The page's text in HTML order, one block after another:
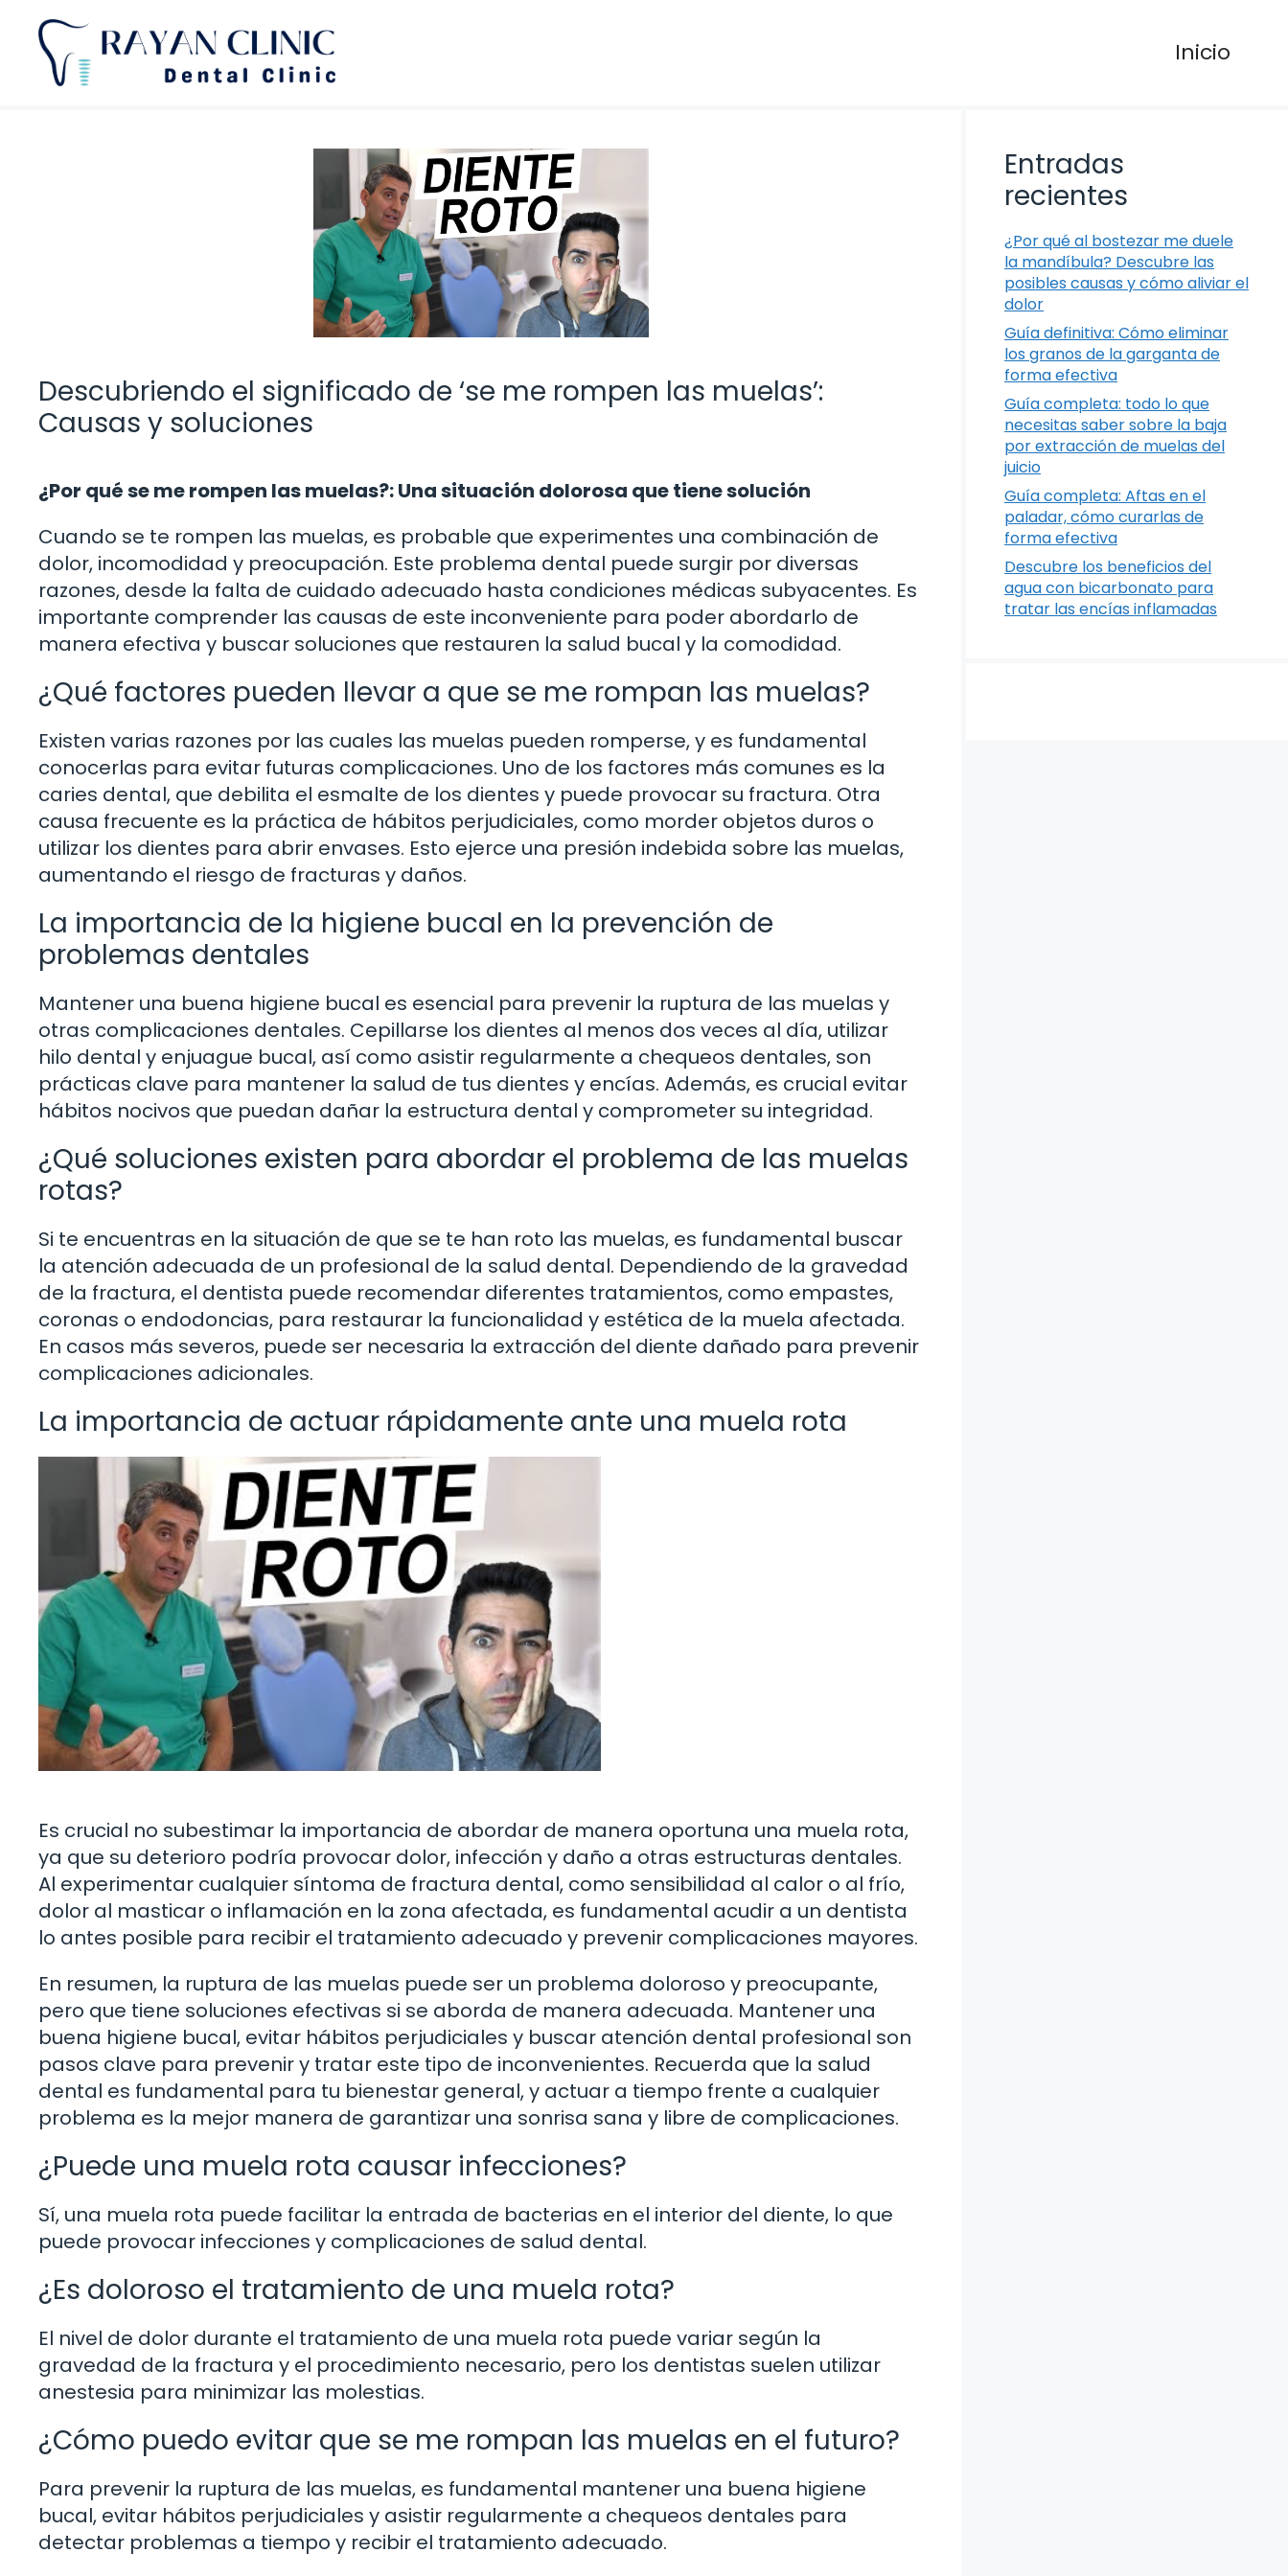
Saltar
contenido
Inicio
Descubriendo el significado de ‘se me rompen las muelas’:
Causas y soluciones
¿Por qué se me rompen las muelas?: Una situación dolorosa que tiene solución
Cuando se te rompen las muelas, es probable que experimentes una combinación de
dolor, incomodidad y preocupación. Este problema dental puede surgir por diversas
razones, desde la falta de cuidado adecuado hasta condiciones médicas subyacentes. Es
importante comprender las causas de este inconveniente para poder abordarlo de
manera efectiva y buscar soluciones que restauren la salud bucal y la comodidad.
¿Qué factores pueden llevar a que se me rompan las muelas?
Existen varias razones por las cuales las muelas pueden romperse, y es fundamental
conocerlas para evitar futuras complicaciones. Uno de los factores más comunes es la
caries dental, que debilita el esmalte de los dientes y puede provocar su fractura. Otra
causa frecuente es la práctica de hábitos perjudiciales, como morder objetos duros o
utilizar los dientes para abrir envases. Esto ejerce una presión indebida sobre las muelas,
aumentando el riesgo de fracturas y daños.
La importancia de la higiene bucal en la prevención de
problemas dentales
Mantener una buena higiene bucal es esencial para prevenir la ruptura de las muelas y
otras complicaciones dentales. Cepillarse los dientes al menos dos veces al día, utilizar
hilo dental y enjuague bucal, así como asistir regularmente a chequeos dentales, son
prácticas clave para mantener la salud de tus dientes y encías. Además, es crucial evitar
hábitos nocivos que puedan dañar la estructura dental y comprometer su integridad.
¿Qué soluciones existen para abordar el problema de las muelas
rotas?
Si te encuentras en la situación de que se te han roto las muelas, es fundamental buscar
la atención adecuada de un profesional de la salud dental. Dependiendo de la gravedad
de la fractura, el dentista puede recomendar diferentes tratamientos, como empastes,
coronas o endodoncias, para restaurar la funcionalidad y estética de la muela afectada.
En casos más severos, puede ser necesaria la extracción del diente dañado para prevenir
complicaciones adicionales.
La importancia de actuar rápidamente ante una muela rota
Es crucial no subestimar la importancia de abordar de manera oportuna una muela rota,
ya que su deterioro podría provocar dolor, infección y daño a otras estructuras dentales.
Al experimentar cualquier síntoma de fractura dental, como sensibilidad al calor o al frío,
dolor al masticar o inflamación en la zona afectada, es fundamental acudir a un dentista
lo antes posible para recibir el tratamiento adecuado y prevenir complicaciones mayores.
En resumen, la ruptura de las muelas puede ser un problema doloroso y preocupante,
pero que tiene soluciones efectivas si se aborda de manera adecuada. Mantener una
buena higiene bucal, evitar hábitos perjudiciales y buscar atención dental profesional son
pasos clave para prevenir y tratar este tipo de inconvenientes. Recuerda que la salud
dental es fundamental para tu bienestar general, y actuar a tiempo frente a cualquier
problema es la mejor manera de garantizar una sonrisa sana y libre de complicaciones.
¿Puede una muela rota causar infecciones?
Sí, una muela rota puede facilitar la entrada de bacterias en el interior del diente, lo que
puede provocar infecciones y complicaciones de salud dental.
¿Es doloroso el tratamiento de una muela rota?
El nivel de dolor durante el tratamiento de una muela rota puede variar según la
gravedad de la fractura y el procedimiento necesario, pero los dentistas suelen utilizar
anestesia para minimizar las molestias.
¿Cómo puedo evitar que se me rompan las muelas en el futuro?
Para prevenir la ruptura de las muelas, es fundamental mantener una buena higiene
bucal, evitar hábitos perjudiciales y asistir regularmente a chequeos dentales para
detectar problemas a tiempo y recibir el tratamiento adecuado.
Entradas
recientes
¿Por qué al bostezar me duele
la mandíbula? Descubre las
posibles causas y cómo aliviar el
dolor
Guía definitiva: Cómo eliminar
los granos de la garganta de
forma efectiva
Guía completa: todo lo que
necesitas saber sobre la baja
por extracción de muelas del
juicio
Guía completa: Aftas en el
paladar, cómo curarlas de
forma efectiva
Descubre los beneficios del
agua con bicarbonato para
tratar las encías inflamadas